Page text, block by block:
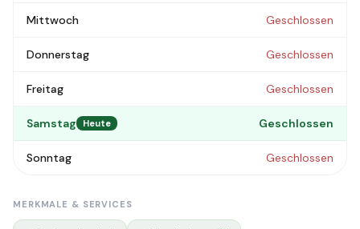
Mittwoch Geschlossen
Donnerstag Geschlossen
Freitag Geschlossen
Samstag Heute Geschlossen
Sonntag Geschlossen
MERKMALE & SERVICES